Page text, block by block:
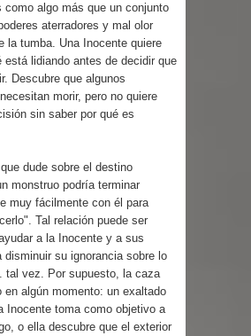
como algo más que un conjunto
aterradores y mal olor
la tumba. Una Inocente quiere
está lidiando antes de decidir que
Descubre que algunos
morir, pero no quiere
sin saber por qué es
dude sobre el destino
monstruo podría terminar
muy fácilmente con él para
Tal relación puede ser
a la Inocente y a sus
disminuir su ignorancia sobre lo
tal vez. Por supuesto, la caza
en algún momento: un exaltado
Inocente toma como objetivo a
o ella descubre que el exterior